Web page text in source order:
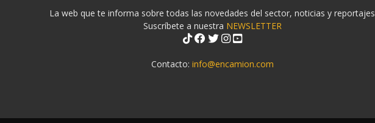
La web que te informa sobre todas las novedades del sector, noticias y reportajes
Suscríbete a nuestra NEWSLETTER
Contacto: info@encamion.com